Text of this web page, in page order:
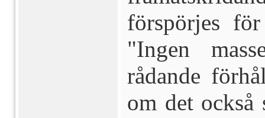
förspörjes
"Ingen
rådande
om det också